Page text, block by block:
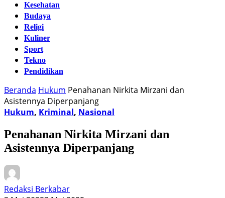
Kesehatan
Budaya
Religi
Kuliner
Sport
Tekno
Pendidikan
Beranda Hukum Penahanan Nirkita Mirzani dan
Asistennya Diperpanjang
Hukum, Kriminal, Nasional
Penahanan Nirkita Mirzani dan
Asistennya Diperpanjang
Redaksi Berkabar